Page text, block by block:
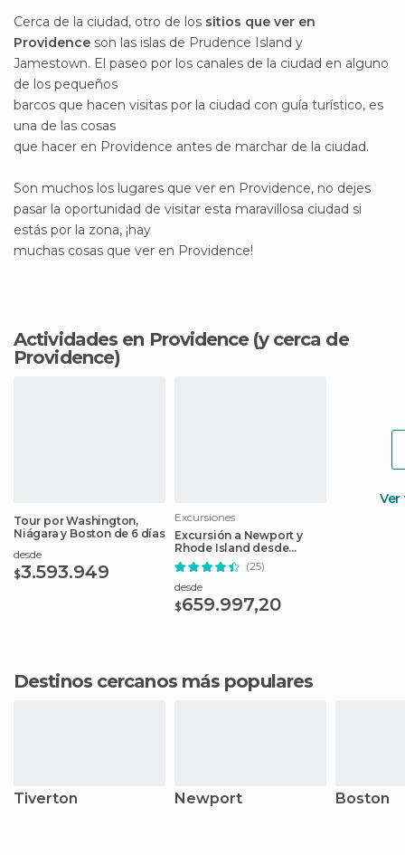
Cerca de la ciudad, otro de los sitios que ver en
Providence son las islas de Prudence Island y
Jamestown. El paseo por los canales de la ciudad en alguno
de los pequeños
barcos que hacen visitas por la ciudad con guía turístico, es
una de las cosas
que hacer en Providence antes de marchar de la ciudad.
Son muchos los lugares que ver en Providence, no dejes
pasar la oportunidad de visitar esta maravillosa ciudad si
estás por la zona, ¡hay
muchas cosas que ver en Providence!
Actividades en Providence (y cerca de
Providence)
Tour por Washington,
Niágara y Boston de 6 días
desde
$3.593.949
Excursiones
Excursión a Newport y
Rhode Island desde
Boston
(25)
desde
$659.997,20
Destinos cercanos más populares
Tiverton Newport Boston